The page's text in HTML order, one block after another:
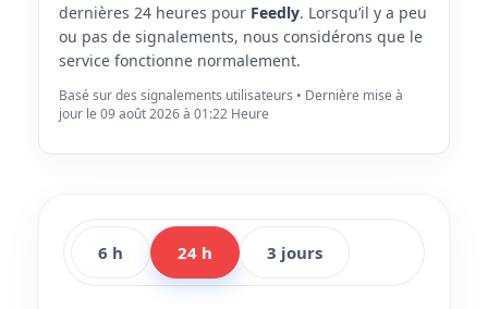
dernières 24 heures pour Feedly. Lorsqu’il y a peu
ou pas de signalements, nous considérons que le
service fonctionne normalement.
Basé sur des signalements utilisateurs • Dernière mise à
jour le 09 août 2026 à 01:22 Heure
6 h 24 h 3 jours